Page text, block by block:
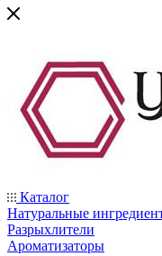
Каталог
Натуральные
Разрыхлители
Ароматизаторы